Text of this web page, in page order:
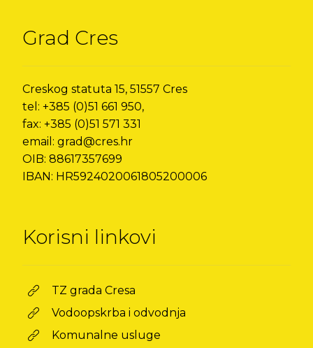
Grad Cres
Creskog statuta 15, 51557 Cres
tel: +385 (0)51 661 950,
fax: +385 (0)51 571 331
email: grad@cres.hr
OIB: 88617357699
IBAN: HR5924020061805200006
Korisni linkovi
TZ grada Cresa
Vodoopskrba i odvodnja
Komunalne usluge